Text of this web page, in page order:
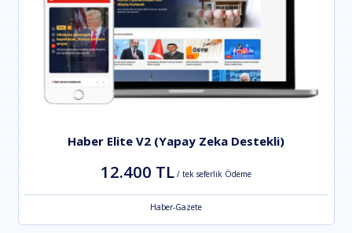
Haber Elite V2 (Yapay Zeka Destekli)
12.400 TL / tek seferlik Ödeme
Haber-Gazete